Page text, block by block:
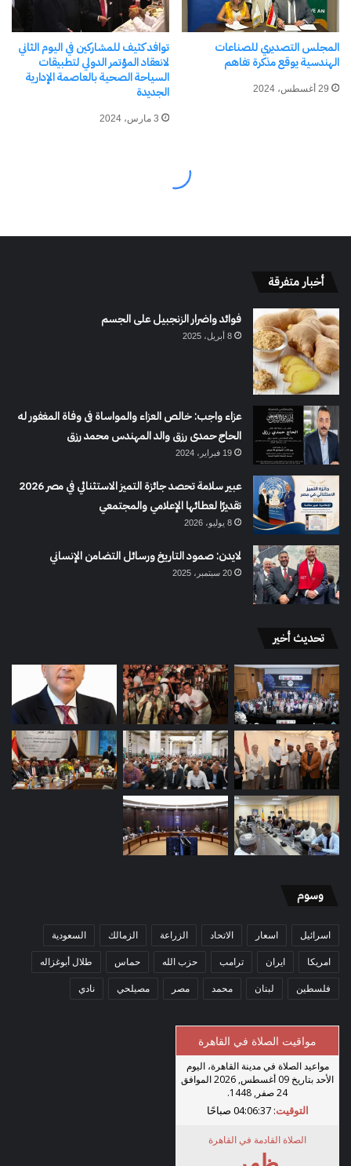
أخبار متفرقة
فوائد واضرار الزنجبيل على الجسم
8 أبريل، 2025
عزاء واجب: خالص العزاء والمواساة فى وفاة المغفور له
الحاج حمدى رزق والد المهندس محمد رزق
19 فبراير، 2024
عبير سلامة تحصد جائزة التميز الاستثنائي في مصر 2026
تقديرًا لعطائها الإعلامي والمجتمعي
8 يوليو، 2026
لايدن: صمود التاريخ ورسائل التضامن الإنساني
20 سبتمبر، 2025
تحديث أخير
وسوم
اسرائيل اسعار الاتحاد الزراعة الزمالك السعودية
امريكا ايران ترامب حزب الله حماس طلال أبوغزاله
فلسطين لبنان محمد مصر مصيلحي نادي